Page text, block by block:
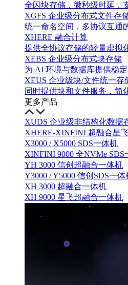
全闪块存储，微秒级时延，
XGFS 企业级分布式文件存
统一命名空间，多协议互通
XHERE 融合计算
提供全协议存储的轻量虚拟
XEBS 企业级分布式块存储
为 AI 环境与数据库提供稳
XEUS 企业级块/文件统一存
同时提供块和文件服务，简
更多产品
XUDS 企业级非结构化数据
XHERE-XINFINI 超融合星
X3000 / X5000 SDS一体机
XINFINI 9000 全NVMe SDS
YH 3000 信创超融合一体机
Y3000 / Y5000 信创SDS一体
XH 3000 超融合一体机
XH 9000 星飞超融合一体机